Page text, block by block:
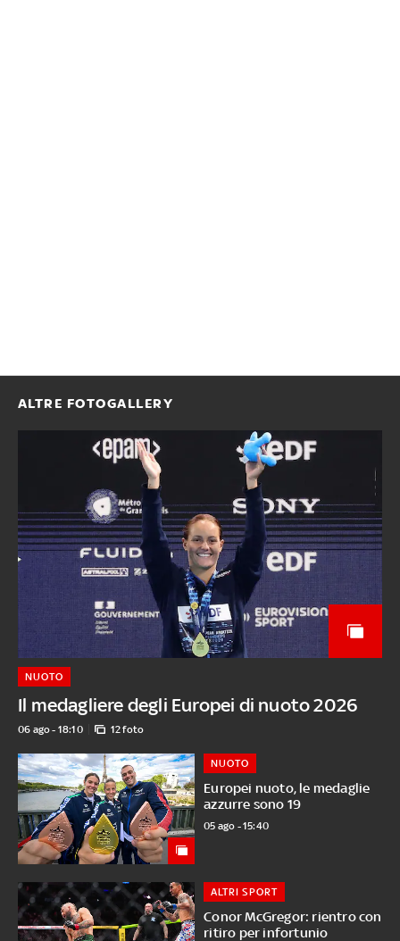
ALTRE FOTOGALLERY
Il medagliere degli Europei di nuoto 2026
NUOTO
06 ago - 18:10 12 foto
Europei nuoto, le medaglie
azzurre sono 19
NUOTO
05 ago - 15:40
Conor McGregor: rientro con
ritiro per infortunio
ALTRI SPORT